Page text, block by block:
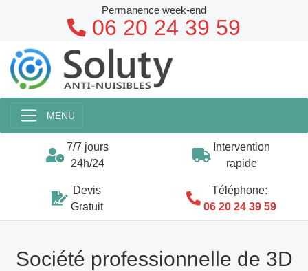
MENU
7/7 jours
24h/24
Intervention
rapide
Devis
Gratuit
Téléphone:
06 20 24 39 59
Société professionnelle de 3D
Permanence week-end
06 20 24 39 59